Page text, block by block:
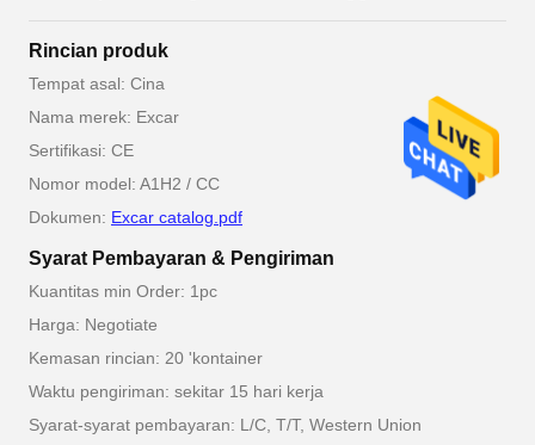
Rincian produk
Tempat asal: Cina
Nama merek: Excar
Sertifikasi: CE
Nomor model: A1H2 / CC
Dokumen: Excar catalog.pdf
Syarat Pembayaran & Pengiriman
Kuantitas min Order: 1pc
Harga: Negotiate
Kemasan rincian: 20 'kontainer
Waktu pengiriman: sekitar 15 hari kerja
Syarat-syarat pembayaran: L/C, T/T, Western Union